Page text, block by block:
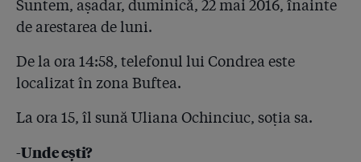
Suntem, așadar, duminică, 22 mai 2016, înainte
de arestarea de luni.
De la ora 14:58, telefonul lui Condrea este
localizat în zona Buftea.
La ora 15, îl sună Uliana Ochinciuc, soția sa.
-Unde ești?